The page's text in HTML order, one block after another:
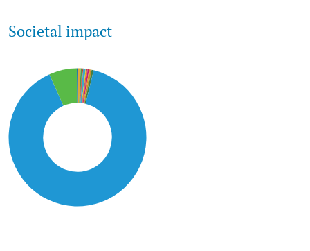
Societal impact